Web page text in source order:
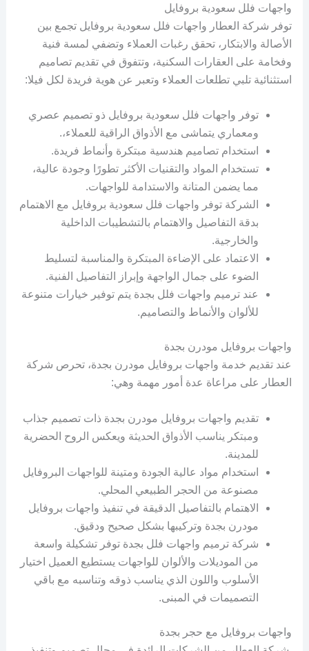
واجهات فلل سعودية بروفايل
توفر شركة العطار واجهات فلل سعودية بروفايل تجمع بين
الأصالة والابتكار، تحقق رغبات العملاء وتضفي لمسة فنية
وفخامة على العقارات السكنية، وتتفوق في تقديم تصاميم
استثنائية تلبي تطلعات العملاء وتعبر عن هوية فريدة لكل فيلا:
توفر واجهات فلل سعودية بروفايل ذو تصميم عصري
ومعماري يتماشى مع الأذواق الراقية للعملاء،.
استخدام تصاميم هندسية مبتكرة وأنماط فريدة.
تستخدام المواد والتقنيات الأكثر تطورًا وجودة عالية،
مما يضمن المتانة والاستدامة للواجهات.
الشركة توفر واجهات فلل سعودية بروفايل مع الاهتمام
بدقة التفاصيل والاهتمام بالتشطيبات الداخلية
والخارجية.
الاعتماد على الإضاءة المبتكرة والمناسبة لتسليط
الضوء على جمال الواجهة وإبراز التفاصيل الفنية.
عند ترميم واجهات فلل بجدة يتم توفير خيارات متنوعة
للألوان والأنماط والتصاميم.
واجهات بروفايل مودرن بجدة
عند تقديم خدمة واجهات بروفايل مودرن بجدة، تحرص شركة
العطار على مراعاة عدة أمور مهمة وهي:
تقديم واجهات بروفايل مودرن بجدة ذات تصميم جذاب
ومبتكر يناسب الأذواق الحديثة ويعكس الروح الحضرية
للمدينة.
استخدام مواد عالية الجودة ومتينة للواجهات البروفايل
مصنوعة من الحجر الطبيعي المحلي.
الاهتمام بالتفاصيل الدقيقة في تنفيذ واجهات بروفايل
مودرن بجدة وتركيبها بشكل صحيح ودقيق.
شركة ترميم واجهات فلل بجدة توفر تشكيلة واسعة
من الموديلات والألوان للواجهات يستطيع العميل اختيار
الأسلوب واللون الذي يناسب ذوقه وتناسبه مع باقي
التصميمات في المبنى.
واجهات بروفايل مع حجر بجدة